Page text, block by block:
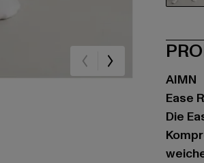
AIMN
Ease
Die